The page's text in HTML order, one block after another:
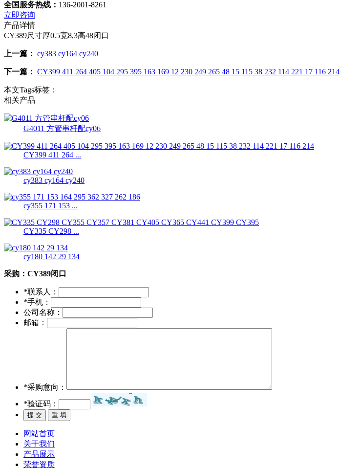
全国服务热线： 136-2001-8261
立即咨询
产品详情
CY389尺寸厚0.5宽8,3高48闭口
上一篇： cy383 cy164 cy240
下一篇： CY399 411 264 405 104 295 395 163 169 12 230 249 265 48 15 115 38 232 114 221 17 116 214
本文Tags标签：
相关产品
G4011 方管串杆配cy06
CY399 411 264 ...
cy383 cy164 cy240
cy355 171 153 ...
CY335 CY298 ...
cy180 142 29 134
采购： CY389闭口
*联系人：
*手机：
公司名称：
邮箱：
*采购意向：
*验证码：
网站首页
关于我们
产品展示
荣誉资质